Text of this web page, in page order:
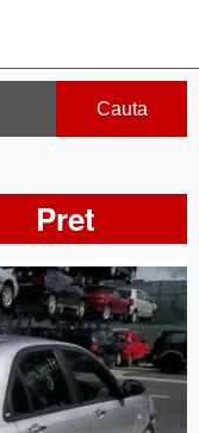
Cauta
Pret